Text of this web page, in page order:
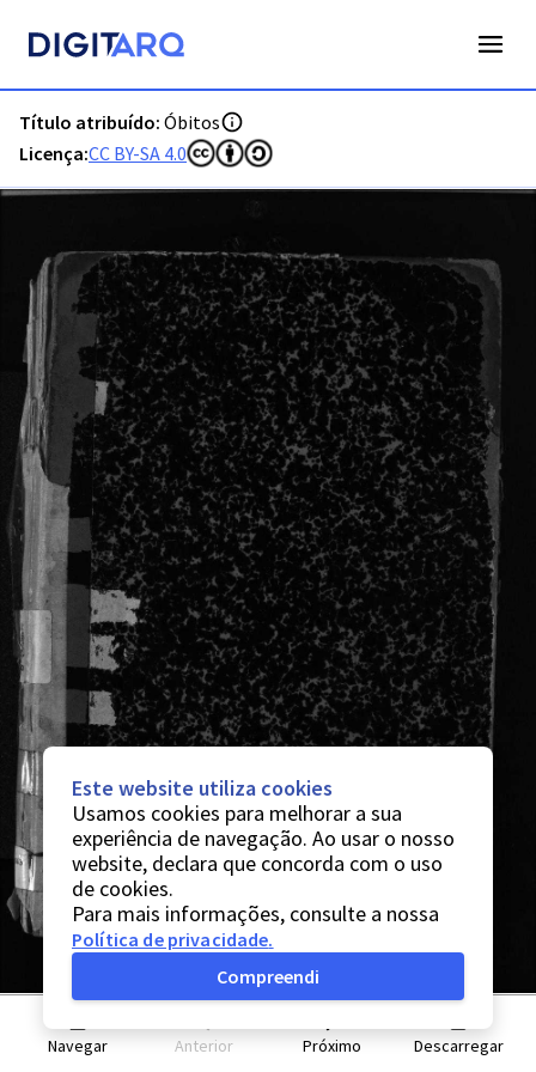
Título atribuído: Óbitos
Licença:CC BY-SA 4.0
Navegar Anterior Próximo Descarregar
Este website utiliza cookies
Usamos cookies para melhorar a sua
experiência de navegação. Ao usar o nosso
website, declara que concorda com o uso
de cookies.
Para mais informações, consulte a nossa
Política de privacidade.
Compreendi